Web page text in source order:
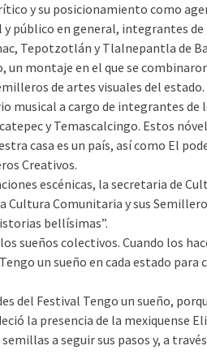
y su posicionamiento como
público en general, integrantes
Tepotzotlán y Tlalnepantla de
un montaje en el que se
de artes visuales del estado.
musical a cargo de integrantes de
y Temascalcingo. Estos
casa es un país, así como El
Creativos.
escénicas, la secretaria de
Comunitaria y sus
bellísimas”.
sueños colectivos. Cuando los
un sueño en cada estado para
del Festival Tengo un sueño,
la presencia de la mexiquense
a seguir sus pasos y, a